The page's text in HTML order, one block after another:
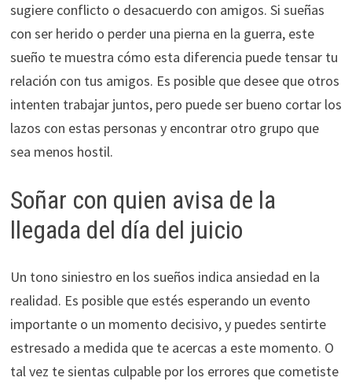
sugiere conflicto o desacuerdo con amigos. Si sueñas
con ser herido o perder una pierna en la guerra, este
sueño te muestra cómo esta diferencia puede tensar tu
relación con tus amigos. Es posible que desee que otros
intenten trabajar juntos, pero puede ser bueno cortar los
lazos con estas personas y encontrar otro grupo que
sea menos hostil.
Soñar con quien avisa de la
llegada del día del juicio
Un tono siniestro en los sueños indica ansiedad en la
realidad. Es posible que estés esperando un evento
importante o un momento decisivo, y puedes sentirte
estresado a medida que te acercas a este momento. O
tal vez te sientas culpable por los errores que cometiste